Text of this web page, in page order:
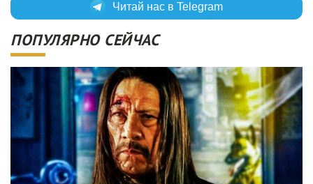
Читай нас в Telegram
ПОПУЛЯРНО СЕЙЧАС